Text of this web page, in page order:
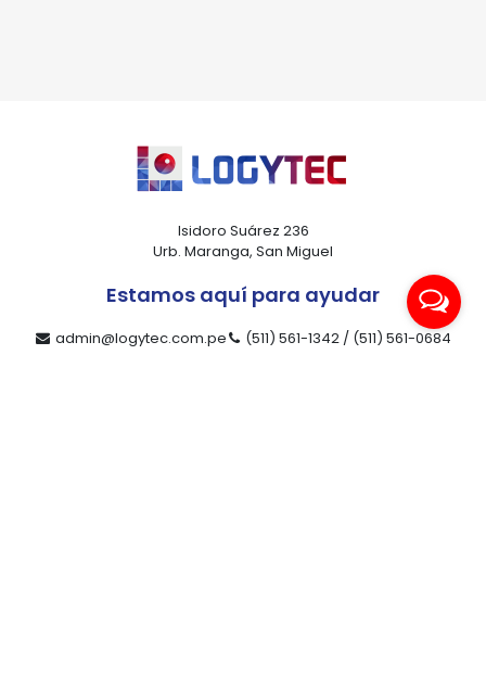
Isidoro Suárez 236
Urb. Maranga, San Miguel
Estamos aquí para ayudar
admin@logytec.com.pe
(511) 561-1342 / (511) 561-0684